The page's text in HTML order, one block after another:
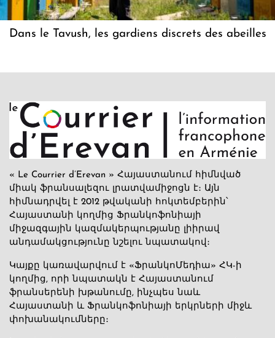
Dans le Tavush, les gardiens discrets des abeilles
« Le Courrier d’Erevan » Հայաստանում հիմնված
միակ ֆրանսալեզու լրատվամիջոցն է։ Այն
հիմնադրվել է 2012 թվականի հոկտեմբերին՝
Հայաստանի կողմից Ֆրանկոֆոնիայի
միջազգային կազմակերպությանը լիիրավ
անդամակցությունը նշելու նպատակով։
Կայքը կառավարվում է «ՖրանկոՄեդիա» ՀԿ-ի
կողմից, որի նպատակն է Հայաստանում
ֆրանսերենի խթանումը, ինչպես նաև
Հայաստանի և Ֆրանկոֆոնիայի երկրների միջև
փոխանակումները։